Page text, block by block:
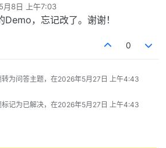
月8日 上午7:03
，忘记改了。谢谢！
0
为问答主题，在2026年5月27日 上午4:43
记为已解决，在2026年5月27日 上午4:43